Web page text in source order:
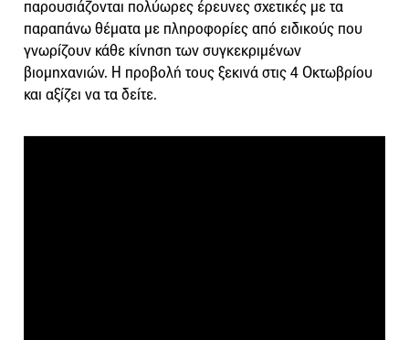
παρουσιάζονται πολύωρες έρευνες σχετικές με τα
παραπάνω θέματα με πληροφορίες από ειδικούς που
γνωρίζουν κάθε κίνηση των συγκεκριμένων
βιομηχανιών. Η προβολή τους ξεκινά στις 4 Οκτωβρίου
και αξίζει να τα δείτε.